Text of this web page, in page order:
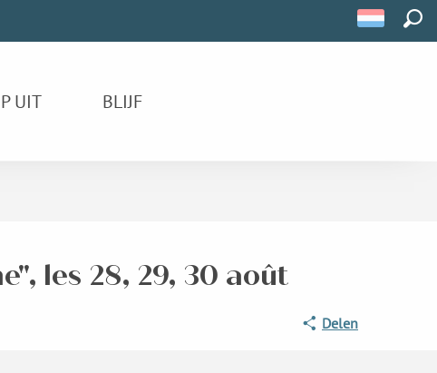
UIT BLIJF
les 28, 29, 30 août
Delen